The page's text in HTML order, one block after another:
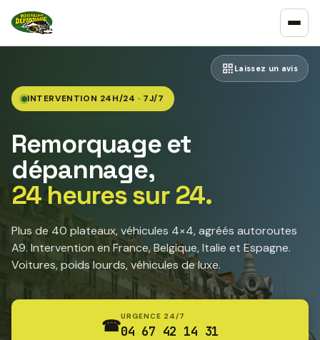
Laissez un avis
INTERVENTION 24H/24 · 7J/7
Remorquage et
dépannage,
24 heures sur 24.
Plus de 40 plateaux, véhicules 4×4, agréés autoroutes
A9. Intervention en France, Belgique, Italie et Espagne.
Voitures, poids lourds, véhicules de luxe.
☎URGENCE 24/7
04 67 42 14 31